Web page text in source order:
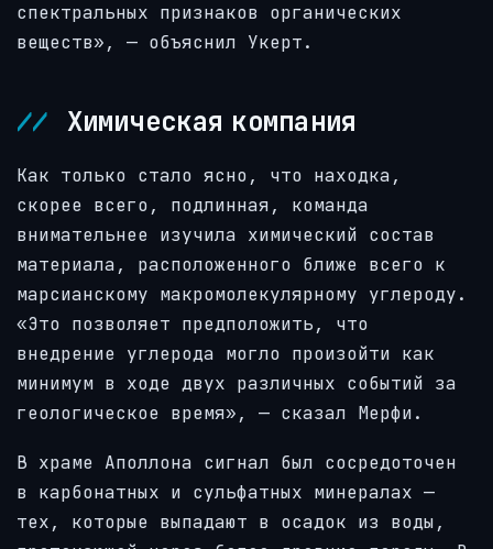
спектральных признаков органических
веществ», — объяснил Укерт.
Химическая компания
Как только стало ясно, что находка,
скорее всего, подлинная, команда
внимательнее изучила химический состав
материала, расположенного ближе всего к
марсианскому макромолекулярному углероду.
«Это позволяет предположить, что
внедрение углерода могло произойти как
минимум в ходе двух различных событий за
геологическое время», — сказал Мерфи.
В храме Аполлона сигнал был сосредоточен
в карбонатных и сульфатных минералах —
тех, которые выпадают в осадок из воды,